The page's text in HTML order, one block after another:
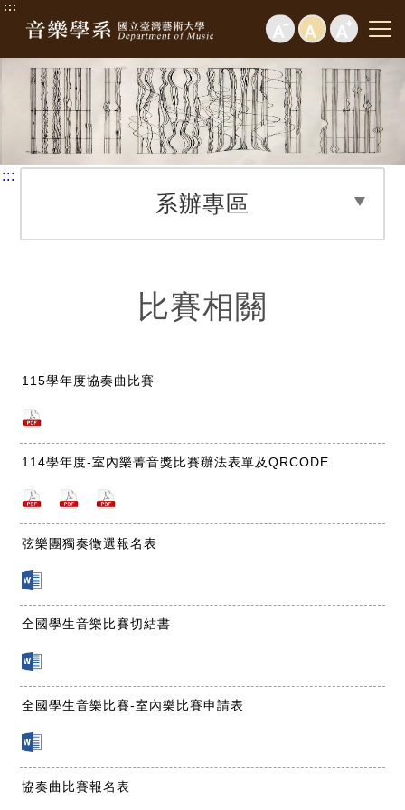
:::
:::
系辦專區
比賽相關
115學年度協奏曲比賽
114學年度-室內樂菁音獎比賽辦法表單及QRCODE
弦樂團獨奏徵選報名表
全國學生音樂比賽切結書
全國學生音樂比賽-室內樂比賽申請表
協奏曲比賽報名表